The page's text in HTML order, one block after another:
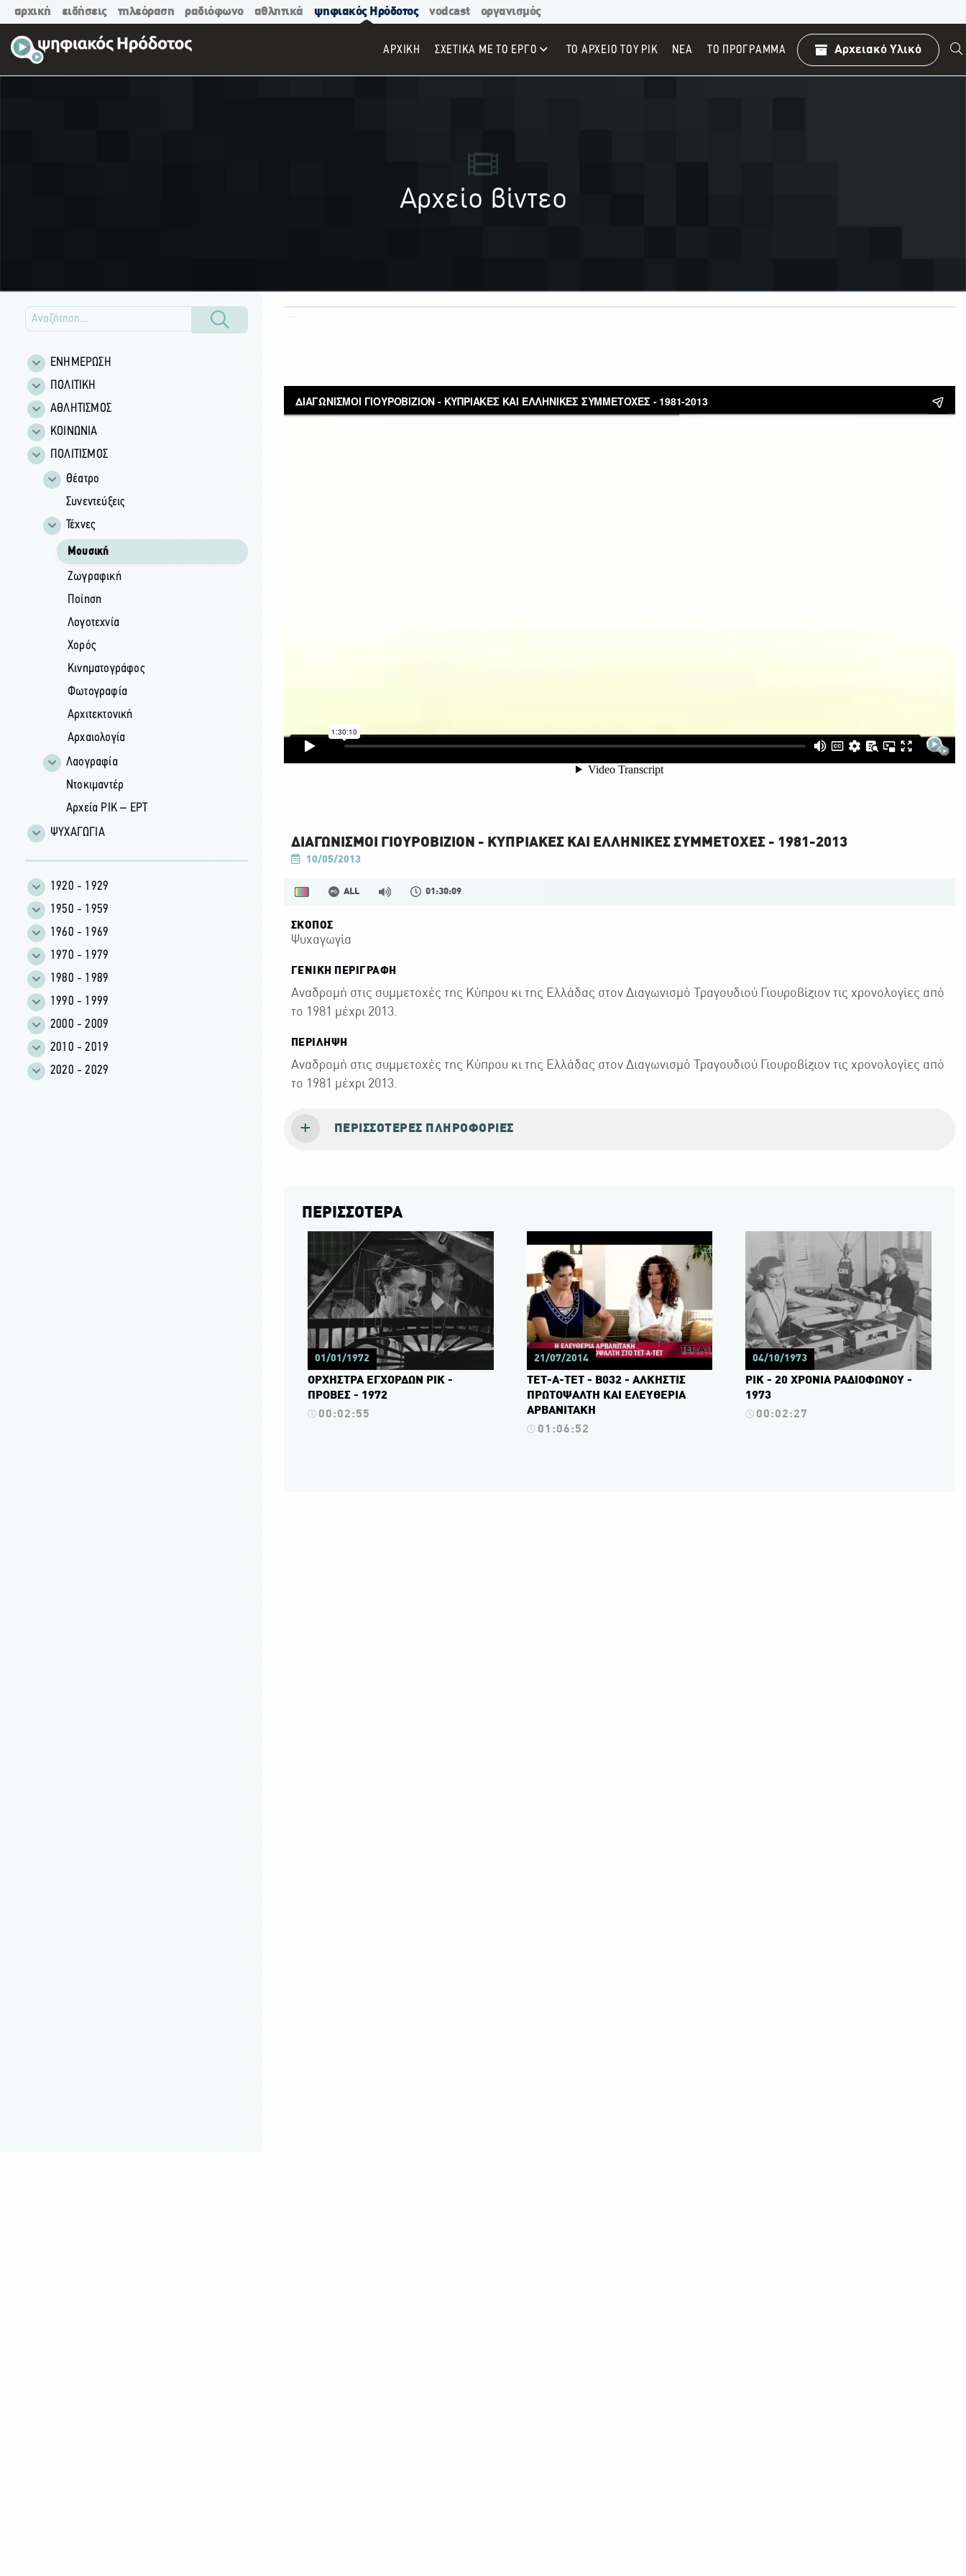
αρχική ειδήσεις τηλεόραση ραδιόφωνο αθλητικά ψηφιακός Ηρόδοτος vodcast οργανισμός
ΑΡΧΙΚΉ ΣΧΕΤΙΚΑ ΜΕ ΤΟ ΕΡΓΟ ΤΟ ΑΡΧΕΙΟ ΤΟΥ ΡΙΚ ΝΕΑ TO ΠΡΌΓΡΑΜΜΑ Αρχειακό Υλικό
Αρχείο βίντεο
ΕΝΗΜΕΡΩΣΗ
ΠΟΛΙΤΙΚΗ
ΑΘΛΗΤΙΣΜΟΣ
ΚΟΙΝΩΝΙΑ
ΠΟΛΙΤΙΣΜΟΣ
Θέατρο
Συνεντεύξεις
Τέχνες
Μουσική
Ζωγραφική
Ποίηση
Λογοτεχνία
Χορός
Κινηματογράφος
Φωτογραφία
Αρχιτεκτονική
Αρχαιολογία
Λαογραφία
Ντοκιμαντέρ
Αρχεία ΡΙΚ – ΕΡΤ
ΨΥΧΑΓΩΓΙΑ
1920 - 1929
1950 - 1959
1960 - 1969
1970 - 1979
1980 - 1989
1990 - 1999
2000 - 2009
2010 - 2019
2020 - 2029
ΔΙΑΓΩΝΙΣΜΟΙ ΓΙΟΥΡΟΒΙΖΙΟΝ - ΚΥΠΡΙΑΚΕΣ ΚΑΙ ΕΛΛΗΝΙΚΕΣ ΣΥΜΜΕΤΟΧΕΣ - 1981-2013
10/05/2013
ALL 01:30:09
ΣΚΟΠΟΣ
Ψυχαγωγία
ΓΕΝΙΚΉ ΠΕΡΙΓΡΑΦΉ
Αναδρομή στις συμμετοχές της Κύπρου κι της Ελλάδας στον Διαγωνισμό Τραγουδιού Γιουροβίζιον τις χρονολογίες από
το 1981 μέχρι 2013.
ΠΕΡΙΛΗΨΗ
Αναδρομή στις συμμετοχές της Κύπρου κι της Ελλάδας στον Διαγωνισμό Τραγουδιού Γιουροβίζιον τις χρονολογίες από
το 1981 μέχρι 2013.
ΠΕΡΙΣΣΌΤΕΡΕΣ ΠΛΗΡΟΦΟΡΊΕΣ
ΠΕΡΙΣΣΟΤΕΡΑ
01/01/1972
ΟΡΧΗΣΤΡΑ ΕΓΧΟΡΔΩΝ ΡΙΚ -
ΠΡΟΒΕΣ - 1972
00:02:55
21/07/2014
ΤΕΤ-Α-ΤΕΤ - Β032 - ΑΛΚΗΣΤΙΣ
ΠΡΩΤΟΨΑΛΤΗ ΚΑΙ ΕΛΕΥΘΕΡΙΑ
ΑΡΒΑΝΙΤΑΚΗ
01:06:52
04/10/1973
ΡΙΚ - 20 ΧΡΟΝΙΑ ΡΑΔΙΟΦΩΝΟΥ -
1973
00:02:27